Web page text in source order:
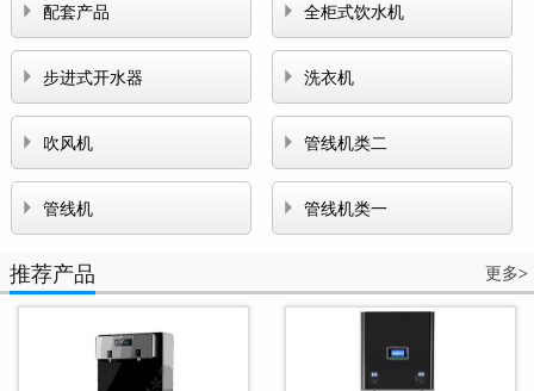
 配套产品  全柜式饮水机
 步进式开水器  洗衣机
 吹风机  管线机类二
 管线机  管线机类一
推荐产品 更多>